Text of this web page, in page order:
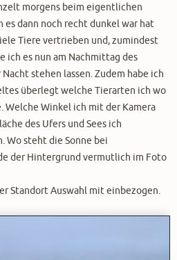
morgens beim eigentlichen
es dann noch recht dunkel war hat
Tiere vertrieben und, zumindest
ich es nun am Nachmittag des
stehen lassen. Zudem habe ich
überlegt welche Tierarten ich wo
Winkel ich mit der Kamera
des Ufers und Sees ich
Wo steht die Sonne bei
der Hintergrund vermutlich im Foto
Standort Auswahl mit einbezogen.